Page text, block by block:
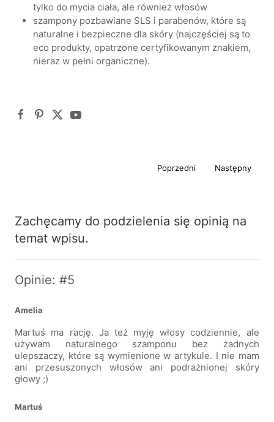
tylko do mycia ciała, ale również włosów
szampony pozbawiane SLS i parabenów, które są
naturalne i bezpieczne dla skóry (najczęściej są to
eco produkty, opatrzone certyfikowanym znakiem,
nieraz w pełni organiczne).
Poprzedni Następny
Zachęcamy do podzielenia się opinią na
temat wpisu.
Opinie: #5
Amelia
Martuś ma rację. Ja też myję włosy codziennie, ale
używam naturalnego szamponu bez żadnych
ulepszaczy, które są wymienione w artykule. I nie mam
ani przesuszonych włosów ani podrażnionej skóry
głowy ;)
Martuś